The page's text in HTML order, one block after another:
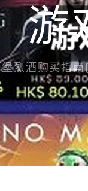
游
烈酒购买指